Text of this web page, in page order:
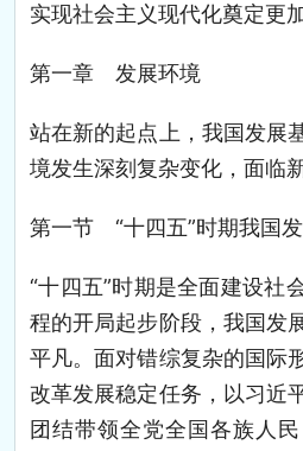
实现社会主义现代化奠定更
第一章 发展环境
站在新的起点上，我国发展
境发生深刻复杂变化，面临
第一节 “十四五”时期我国
“十四五”时期是全面建设社
程的开局起步阶段，我国发
平凡。面对错综复杂的国际
改革发展稳定任务，以习近
团结带领全党全国各族人